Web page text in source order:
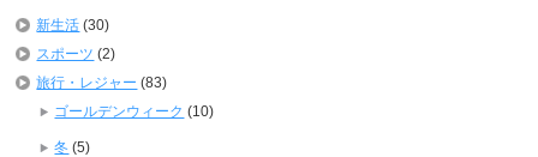
新生活 (30)
スポーツ (2)
旅行・レジャー (83)
ゴールデンウィーク (10)
冬 (5)